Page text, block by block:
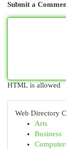
Submit a
HTML is allowed
Web Directory
Arts
Business